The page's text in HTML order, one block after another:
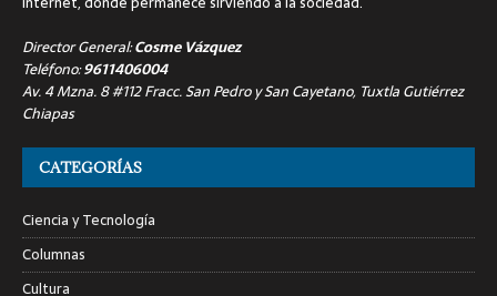
Director General:Cosme Vázquez
Teléfono:9611406004
Av. 4 Mzna. 8 #112 Fracc. San Pedro y San Cayetano, Tuxtla Gutiérrez
Chiapas
CATEGORÍAS
Ciencia y Tecnología
Columnas
Cultura